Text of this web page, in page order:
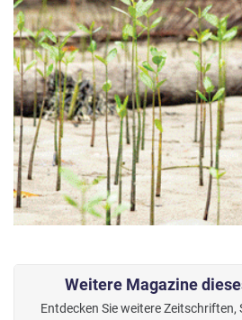
Weitere Magazine
Entdecken Sie weitere